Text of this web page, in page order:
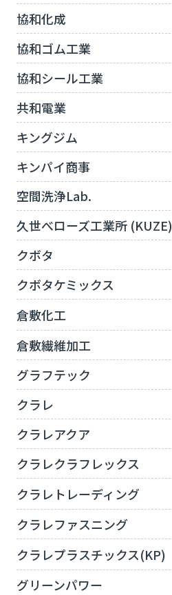
協和化成
協和ゴム工業
協和シール工業
共和電業
キングジム
キンパイ商事
空間洗浄Lab.
久世べローズ工業所 (KUZE)
クボタ
クボタケミックス
倉敷化工
倉敷繊維加工
グラフテック
クラレ
クラレアクア
クラレクラフレックス
クラレトレーディング
クラレファスニング
クラレプラスチックス(KP)
グリーンパワー